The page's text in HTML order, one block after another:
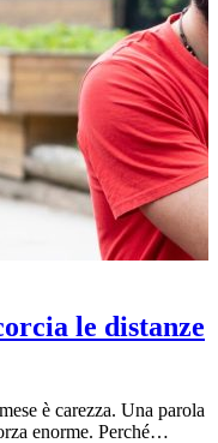
le distanze
è carezza. Una parola
enorme. Perché…